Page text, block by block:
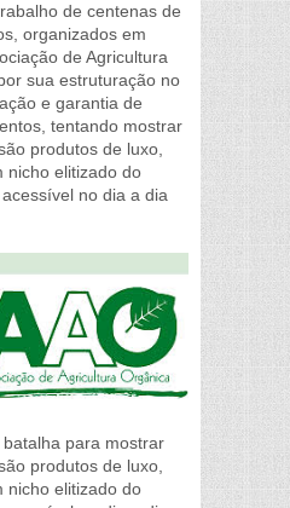
de centenas de
organizados em
de Agricultura
sua estruturação no
e garantia de
tentando mostrar
produtos de luxo,
nicho elitizado do
no dia a dia
para mostrar
produtos de luxo,
nicho elitizado do